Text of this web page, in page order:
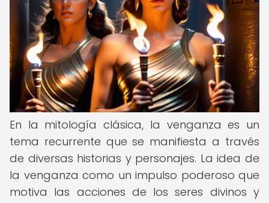
En la mitología clásica, la venganza es un
tema recurrente que se manifiesta a través
de diversas historias y personajes. La idea de
la venganza como un impulso poderoso que
motiva las acciones de los seres divinos y